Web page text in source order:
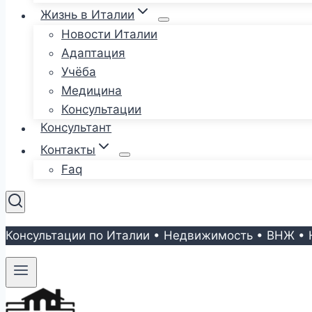
Жизнь в Италии
Новости Италии
Адаптация
Учёба
Медицина
Консультации
Консультант
Контакты
Faq
Консультации по Италии • Недвижимость • ВНЖ •